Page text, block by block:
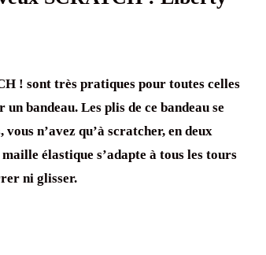
! sont très pratiques pour toutes celles
un bandeau. Les plis de ce bandeau se
n’avez qu’à scratcher, en deux
maille élastique s’adapte à tous les tours
ni glisser.